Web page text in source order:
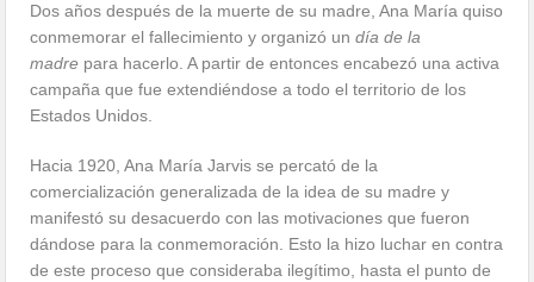
Dos años después de la muerte de su madre, Ana María quiso
conmemorar el fallecimiento y organizó undía de la
madre para hacerlo. A partir de entonces encabezó una activa
campaña que fue extendiéndose a todo el territorio de los
Estados Unidos.
Hacia 1920, Ana María Jarvis se percató de la
comercialización generalizada de la idea de su madre y
manifestó su desacuerdo con las motivaciones que fueron
dándose para la conmemoración. Esto la hizo luchar en contra
de este proceso que consideraba ilegítimo, hasta el punto de